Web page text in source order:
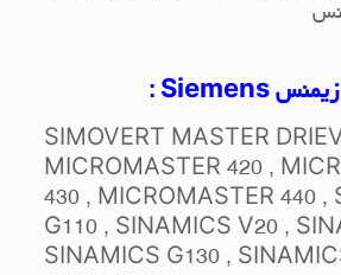
زیمنس Siemens
:
SIMOVERT MASTER
MICROMASTER 420 ,
430 , MICROMASTER 440 ,
G110 , SINAMICS V20 ,
SINAMICS G130 ,